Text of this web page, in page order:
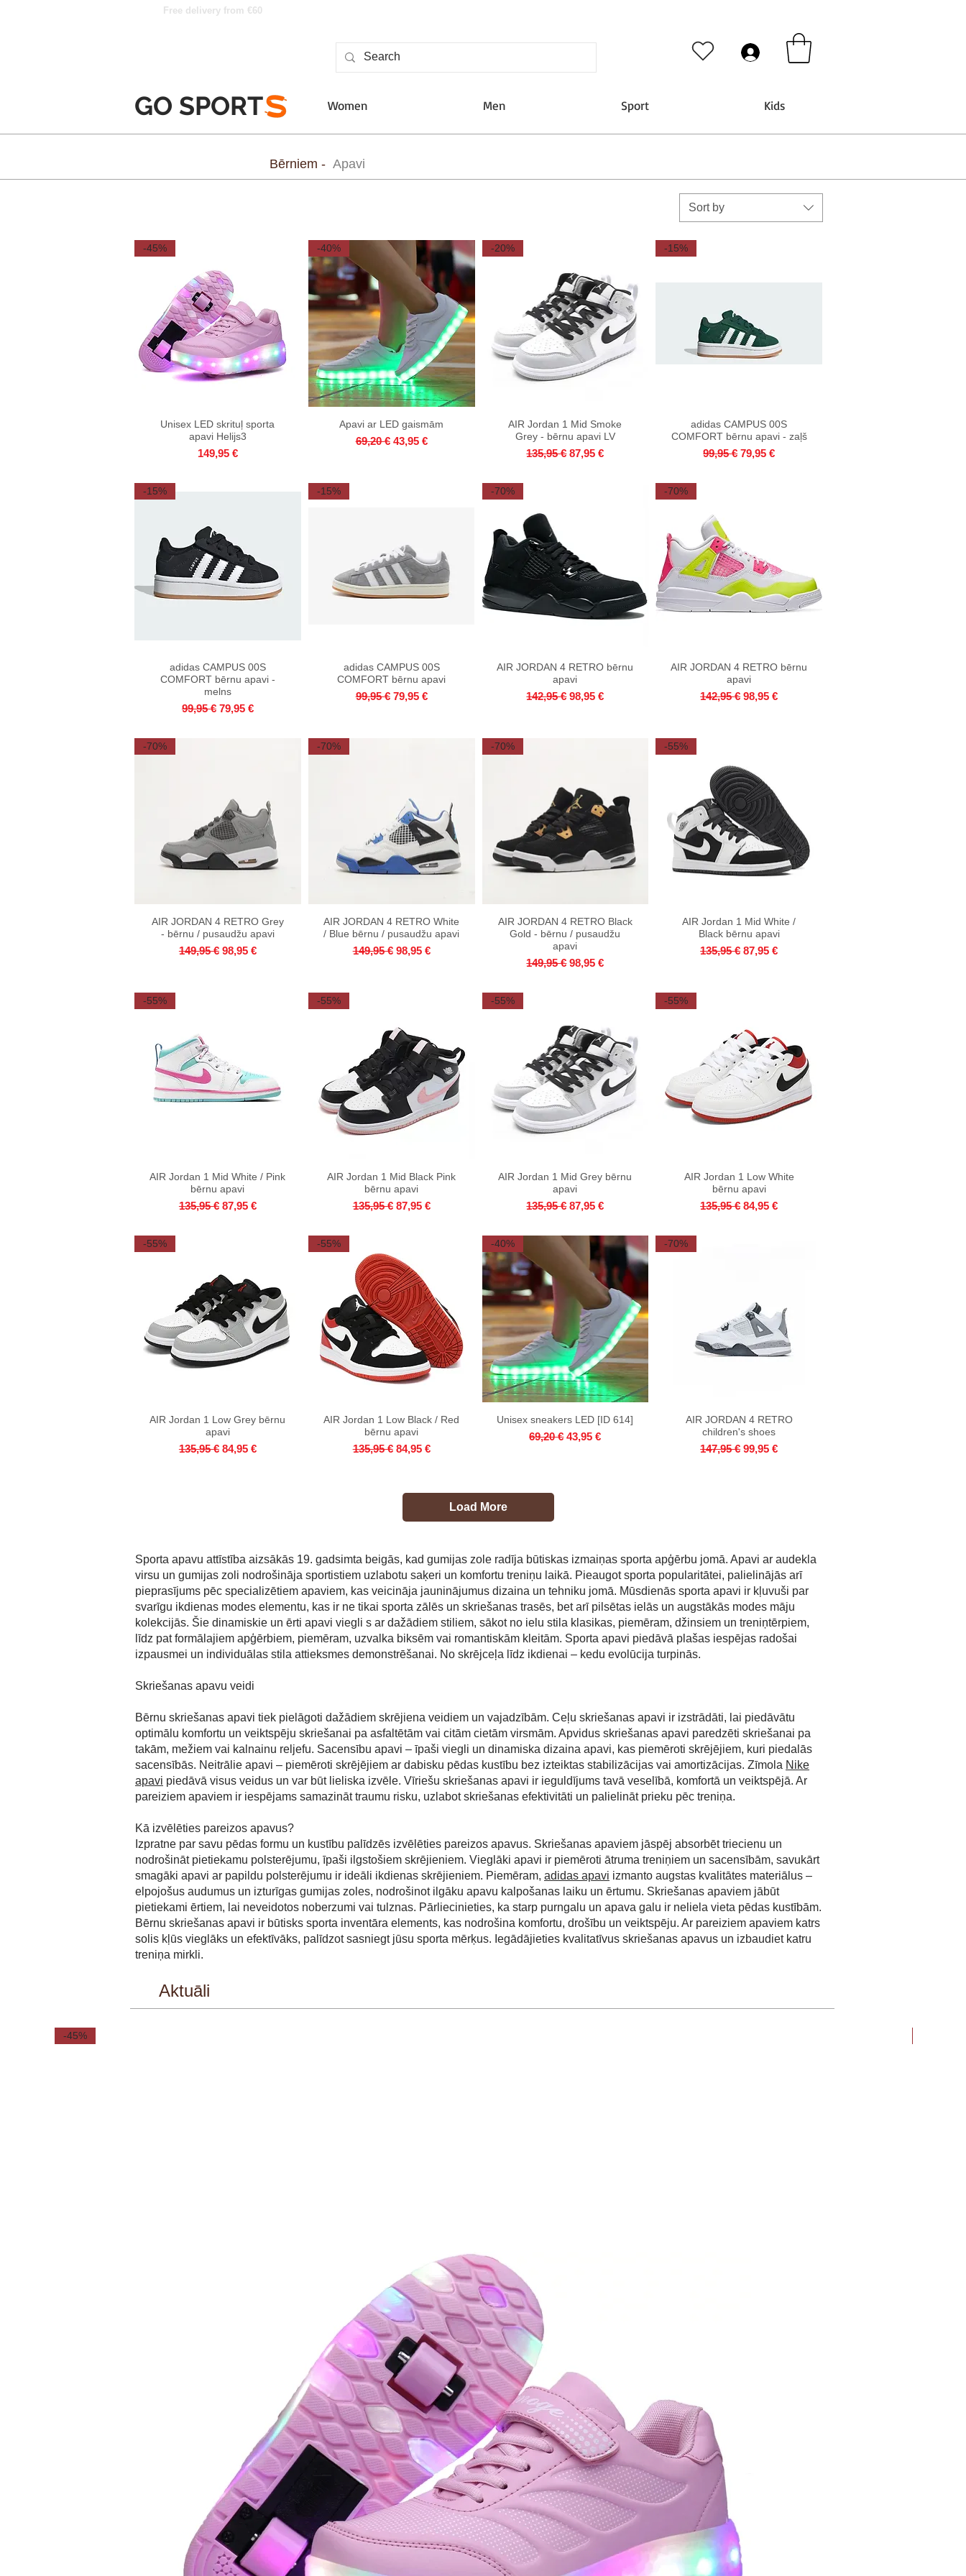
Free delivery from €60
Bērniem - Apavi
Sort by
Quick View
-45%
Unisex LED skrituļ sporta
apavi Helijs3
Price
149,95 €
Quick View
-40%
Apavi ar LED gaismām
Regular Price
69,20 € Sale Price
43,95 €
Quick View
-20%
AIR Jordan 1 Mid Smoke
Grey - bērnu apavi LV
Regular Price
135,95 € Sale Price
87,95 €
Quick View
-15%
adidas CAMPUS 00S
COMFORT bērnu apavi - zaļš
Regular Price
99,95 € Sale Price
79,95 €
Quick View
-15%
adidas CAMPUS 00S
COMFORT bērnu apavi -
melns
Regular Price
99,95 € Sale Price
79,95 €
Quick View
-15%
adidas CAMPUS 00S
COMFORT bērnu apavi
Regular Price
99,95 € Sale Price
79,95 €
Quick View
-70%
AIR JORDAN 4 RETRO bērnu
apavi
Regular Price
142,95 € Sale Price
98,95 €
Quick View
-70%
AIR JORDAN 4 RETRO bērnu
apavi
Regular Price
142,95 € Sale Price
98,95 €
Quick View
-70%
AIR JORDAN 4 RETRO Grey
- bērnu / pusaudžu apavi
Regular Price
149,95 € Sale Price
98,95 €
Quick View
-70%
AIR JORDAN 4 RETRO White
/ Blue bērnu / pusaudžu apavi
Regular Price
149,95 € Sale Price
98,95 €
Quick View
-70%
AIR JORDAN 4 RETRO Black
Gold - bērnu / pusaudžu
apavi
Regular Price
149,95 € Sale Price
98,95 €
Quick View
-55%
AIR Jordan 1 Mid White /
Black bērnu apavi
Regular Price
135,95 € Sale Price
87,95 €
Quick View
-55%
AIR Jordan 1 Mid White / Pink
bērnu apavi
Regular Price
135,95 € Sale Price
87,95 €
Quick View
-55%
AIR Jordan 1 Mid Black Pink
bērnu apavi
Regular Price
135,95 € Sale Price
87,95 €
Quick View
-55%
AIR Jordan 1 Mid Grey bērnu
apavi
Regular Price
135,95 € Sale Price
87,95 €
Quick View
-55%
AIR Jordan 1 Low White
bērnu apavi
Regular Price
135,95 € Sale Price
84,95 €
Quick View
-55%
AIR Jordan 1 Low Grey bērnu
apavi
Regular Price
135,95 € Sale Price
84,95 €
Quick View
-55%
AIR Jordan 1 Low Black / Red
bērnu apavi
Regular Price
135,95 € Sale Price
84,95 €
Quick View
-40%
Unisex sneakers LED [ID 614]
Regular Price
69,20 € Sale Price
43,95 €
Quick View
-70%
AIR JORDAN 4 RETRO
children's shoes
Regular Price
147,95 € Sale Price
99,95 €
Load More
Sporta apavu attīstība aizsākās 19. gadsimta beigās, kad gumijas zole radīja būtiskas izmaiņas sporta apģērbu jomā. Apavi ar audekla
virsu un gumijas zoli nodrošināja sportistiem uzlabotu saķeri un komfortu treniņu laikā. Pieaugot sporta popularitātei, palielinājās arī
pieprasījums pēc specializētiem apaviem, kas veicināja jauninājumus dizaina un tehniku jomā. Mūsdienās sporta apavi ir kļuvuši par
svarīgu ikdienas modes elementu, kas ir ne tikai sporta zālēs un skriešanas trasēs, bet arī pilsētas ielās un augstākās modes māju
kolekcijās. Šie dinamiskie un ērti apavi viegli s ar dažādiem stiliem, sākot no ielu stila klasikas, piemēram, džinsiem un treniņtērpiem,
līdz pat formālajiem apģērbiem, piemēram, uzvalka biksēm vai romantiskām kleitām. Sporta apavi piedāvā plašas iespējas radošai
izpausmei un individuālas stila attieksmes demonstrēšanai. No skrējceļa līdz ikdienai – kedu evolūcija turpinās.
Skriešanas apavu veidi
Bērnu skriešanas apavi tiek pielāgoti dažādiem skrējiena veidiem un vajadzībām. Ceļu skriešanas apavi ir izstrādāti, lai piedāvātu
optimālu komfortu un veiktspēju skriešanai pa asfaltētām vai citām cietām virsmām. Apvidus skriešanas apavi paredzēti skriešanai pa
takām, mežiem vai kalnainu reljefu. Sacensību apavi – īpaši viegli un dinamiska dizaina apavi, kas piemēroti skrējējiem, kuri piedalās
sacensībās. Neitrālie apavi – piemēroti skrējējiem ar dabisku pēdas kustību bez izteiktas stabilizācijas vai amortizācijas. Zīmola Nike
apavi piedāvā visus veidus un var būt lieliska izvēle. Vīriešu skriešanas apavi ir ieguldījums tavā veselībā, komfortā un veiktspējā. Ar
pareiziem apaviem ir iespējams samazināt traumu risku, uzlabot skriešanas efektivitāti un palielināt prieku pēc treniņa.
Kā izvēlēties pareizos apavus?
Izpratne par savu pēdas formu un kustību palīdzēs izvēlēties pareizos apavus. Skriešanas apaviem jāspēj absorbēt triecienu un
nodrošināt pietiekamu polsterējumu, īpaši ilgstošiem skrējieniem. Vieglāki apavi ir piemēroti ātruma treniņiem un sacensībām, savukārt
smagāki apavi ar papildu polsterējumu ir ideāli ikdienas skrējieniem. Piemēram, adidas apavi izmanto augstas kvalitātes materiālus –
elpojošus audumus un izturīgas gumijas zoles, nodrošinot ilgāku apavu kalpošanas laiku un ērtumu. Skriešanas apaviem jābūt
pietiekami ērtiem, lai neveidotos noberzumi vai tulznas. Pārliecinieties, ka starp purngalu un apava galu ir neliela vieta pēdas kustībām.
Bērnu skriešanas apavi ir būtisks sporta inventāra elements, kas nodrošina komfortu, drošību un veiktspēju. Ar pareiziem apaviem katrs
solis kļūs vieglāks un efektīvāks, palīdzot sasniegt jūsu sporta mērķus. Iegādājieties kvalitatīvus skriešanas apavus un izbaudiet katru
treniņa mirkli.
Aktuāli
-45%
Women Men Sport Kids
GO SPORTS